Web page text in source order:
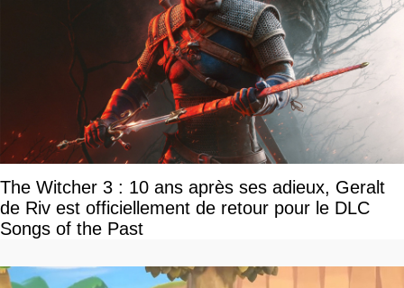
The Witcher 3 : 10 ans après ses adieux, Geralt
de Riv est officiellement de retour pour le DLC
Songs of the Past